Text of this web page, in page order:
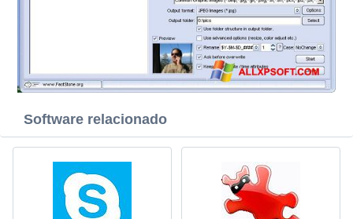
Software relacionado